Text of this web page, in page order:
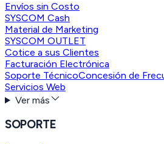
Envíos sin Costo
SYSCOM Cash
Material de Marketing
SYSCOM OUTLET
Cotice a sus Clientes
Facturación Electrónica
Soporte TécnicoConcesión de
Servicios Web
Ver más
SOPORTE